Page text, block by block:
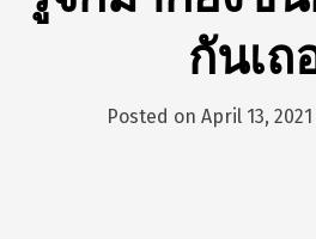
Posted on June 22, 2026
June 20, 2026กันเถ
Posted on April 13, 2021